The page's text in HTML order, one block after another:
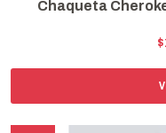
Chaqueta